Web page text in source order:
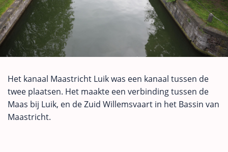
Het kanaal Maastricht Luik was een kanaal tussen de
twee plaatsen. Het maakte een verbinding tussen de
Maas bij Luik, en de Zuid Willemsvaart in het Bassin van
Maastricht.